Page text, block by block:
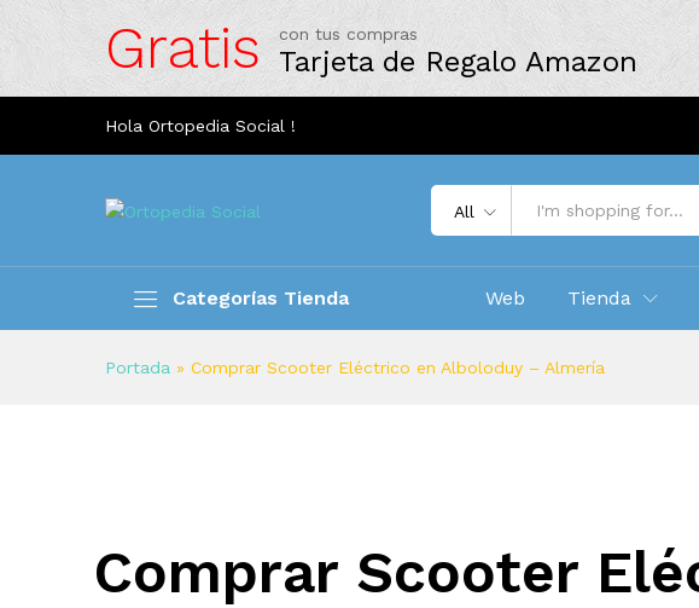
Gratis con tus compras
Tarjeta de Regalo Amazon
Hola Ortopedia Social !
All
Categorías Tienda Web Tienda
Portada » Comprar Scooter Eléctrico en Alboloduy – Almería
Comprar Scooter